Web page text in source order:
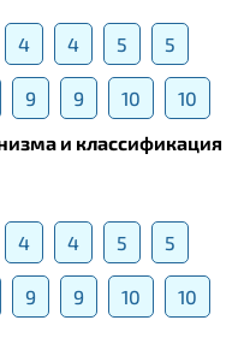
4 4 5 5
9 9 10
10
и классификация
4 4 5 5
9 9 10 10